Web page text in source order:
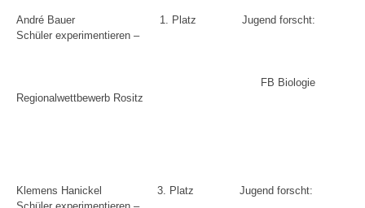
André Bauer 1. Platz
Jugend forscht:
Schüler experimentieren –
FB Biologie
Regionalwettbewerb Rositz
Klemens Hanickel 3. Platz
Jugend forscht: